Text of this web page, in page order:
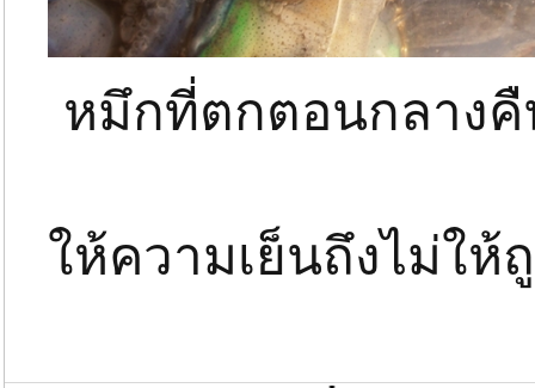
หมึกที่ตกตอนกลางคื
ให้ความเย็นถึงไม่ใ